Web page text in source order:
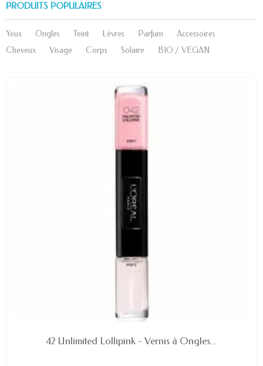
PRODUITS POPULAIRES
Yeux Ongles Teint Lèvres Parfum
Accessoires
Cheveux
Visage Corps Solaire BIO / VEGAN
42 Unlimited Lollipink - Vernis à Ongles...